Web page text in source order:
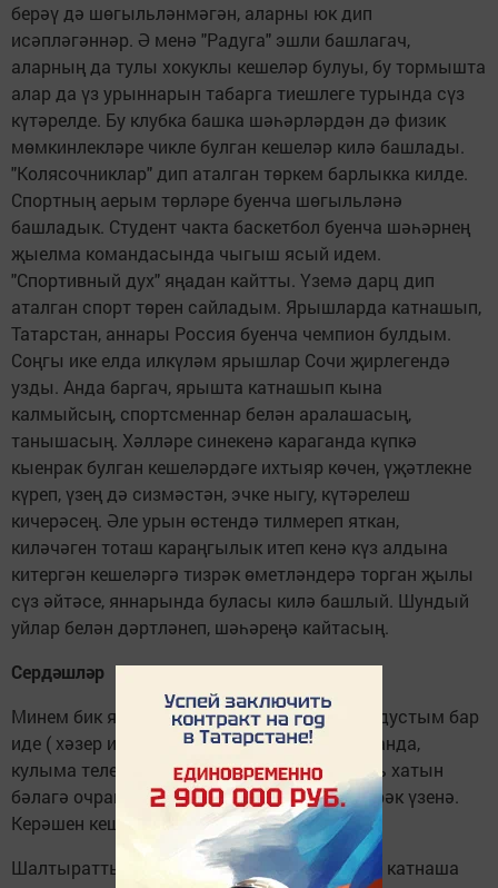
берәү дә шөгыльләнмәгән, аларны юк дип
исәпләгәннәр. Ә менә "Радуга" эшли башлагач,
аларның да тулы хокуклы кешеләр булуы, бу тормышта
алар да үз урыннарын табарга тиешлеге турында сүз
күтәрелде. Бу клубка башка шәһәрләрдән дә физик
мөмкинлекләре чикле булган кешеләр килә башлады.
"Колясочниклар" дип аталган төркем барлыкка килде.
Спортның аерым төрләре буенча шөгыльләнә
башладык. Студент чакта баскетбол буенча шәһәрнең
җыелма командасында чыгыш ясый идем.
"Спортивный дух" яңадан кайтты. Үземә дарц дип
аталган спорт төрен сайладым. Ярышларда катнашып,
Татарстан, аннары Россия буенча чемпион булдым.
Соңгы ике елда илкүләм ярышлар Сочи җирлегендә
узды. Анда баргач, ярышта катнашып кына
калмыйсың, спортсменнар белән аралашасың,
танышасың. Хәлләре синекенә караганда күпкә
кыенрак булган кешеләрдәге ихтыяр көчен, үҗәтлекне
күреп, үзең дә сизмәстән, эчке ныгу, күтәрелеш
кичерәсең. Әле урын өстендә тилмереп яткан,
киләчәген тоташ караңгылык итеп кенә күз алдына
китергән кешеләргә тизрәк өметләндерә торган җылы
сүз әйтәсе, яннарында буласы килә башлый. Шундый
уйлар белән дәртләнеп, шәһәреңә кайтасың.
Сердәшләр
Минем бик якын, үзем сыман "колясочник" дустым бар
иде ( хәзер инде ул исән түгел). Бер очрашканда,
кулыма телефон номеры тоттырды. "Бу яшь хатын
бәлагә очраган, "моральная поддержка" кирәк үзенә.
Керәшен кешесе дә икән әле," - диде ул.
Шалтыраттым, сөйләштек. Безнең кебекләр катнаша